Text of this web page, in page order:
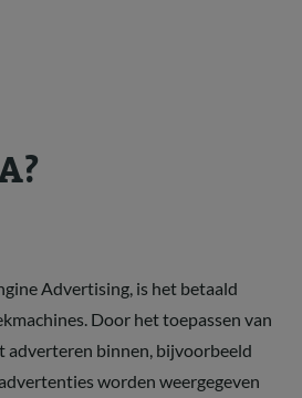
Advertising, is het betaald
Door het toepassen van
adverteren binnen, bijvoorbeeld
worden weergegeven